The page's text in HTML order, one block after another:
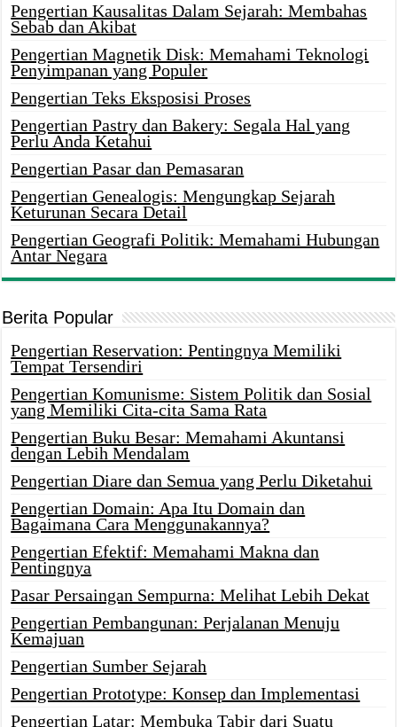
Pengertian Kausalitas Dalam Sejarah: Membahas
Sebab dan Akibat
Pengertian Magnetik Disk: Memahami Teknologi
Penyimpanan yang Populer
Pengertian Teks Eksposisi Proses
Pengertian Pastry dan Bakery: Segala Hal yang
Perlu Anda Ketahui
Pengertian Pasar dan Pemasaran
Pengertian Genealogis: Mengungkap Sejarah
Keturunan Secara Detail
Pengertian Geografi Politik: Memahami Hubungan
Antar Negara
Berita Popular
Pengertian Reservation: Pentingnya Memiliki
Tempat Tersendiri
Pengertian Komunisme: Sistem Politik dan Sosial
yang Memiliki Cita-cita Sama Rata
Pengertian Buku Besar: Memahami Akuntansi
dengan Lebih Mendalam
Pengertian Diare dan Semua yang Perlu Diketahui
Pengertian Domain: Apa Itu Domain dan
Bagaimana Cara Menggunakannya?
Pengertian Efektif: Memahami Makna dan
Pentingnya
Pasar Persaingan Sempurna: Melihat Lebih Dekat
Pengertian Pembangunan: Perjalanan Menuju
Kemajuan
Pengertian Sumber Sejarah
Pengertian Prototype: Konsep dan Implementasi
Pengertian Latar: Membuka Tabir dari Suatu